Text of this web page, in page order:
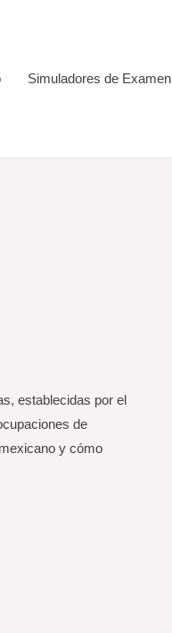
Simuladores de Examen
establecidas por el
de
y cómo